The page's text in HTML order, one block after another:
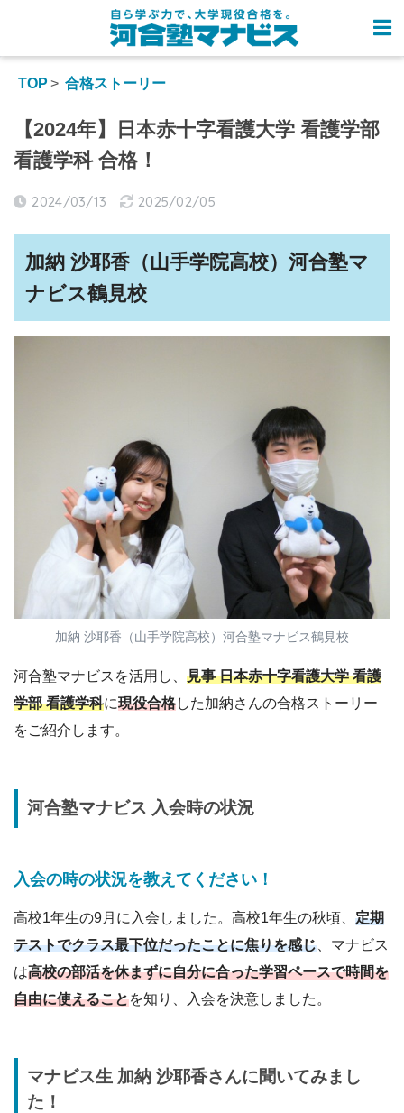
TOP 合格ストーリー
【2024年】日本赤十字看護大学 看護学部
看護学科 合格！
2024/03/13 2025/02/05
加納 沙耶香（山手学院高校）河合塾マ
ナビス鶴見校
加納 沙耶香（山手学院高校）河合塾マナビス鶴見校
河合塾マナビスを活用し、 見事 日本赤十字看護大学 看護
学部 看護学科に現役合格した加納さんの合格ストーリー
をご紹介します。
河合塾マナビス 入会時の状況
入会の時の状況を教えてください ！
高校1年生の9月に入会しました。高校1年生の秋頃、 定期
テストでクラス最下位だったことに焦りを感じ 、マナビス
は高校の部活を休まずに自分に合った学習ペースで時間を
自由に使えることを知り、入会を決意しました。
マナビス生 加納 沙耶香さんに聞いてみまし
た！